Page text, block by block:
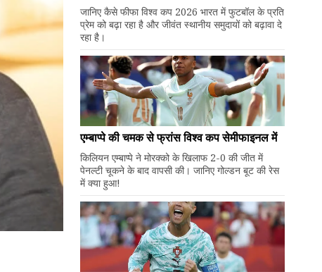
जानिए कैसे फीफा विश्व कप 2026 भारत में फुटबॉल के प्रति
प्रेम को बढ़ा रहा है और जीवंत स्थानीय समुदायों को बढ़ावा दे
रहा है।
एम्बाप्पे की चमक से फ्रांस विश्व कप सेमीफाइनल में
किलियन एम्बाप्पे ने मोरक्को के खिलाफ 2-0 की जीत में
पेनल्टी चूकने के बाद वापसी की। जानिए गोल्डन बूट की रेस
में क्या हुआ!